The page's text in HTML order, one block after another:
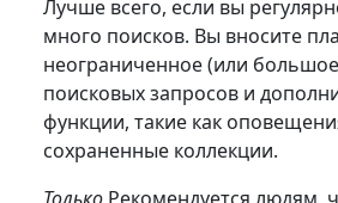
Лучше всего, если вы
много поисков. Вы вносите
неограниченное (или
поисковых запросов и
функции, такие как
сохраненные коллекции.